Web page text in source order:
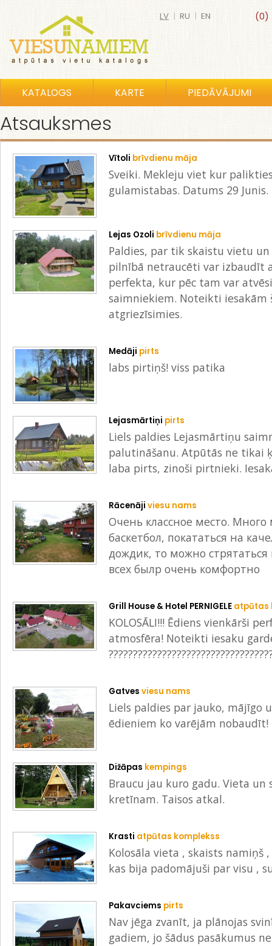
(0)
LV | RU | EN
KATALOGS KARTE PIEDĀVĀJUMI
Atsauksmes
Vītoli brīvdienu māja
Sveiki. Mekleju viet kur
gulamistabas. Datums 29
Lejas Ozoli brīvdienu māja
Paldies, par tik skaistu vietu
pilnībā netraucēti var izbaudīt
perfekta, kur pēc tam var
saimniekiem. Noteikti
atgriezīsimies.
Medāji pirts
labs pirtiņš! viss patika
Lejasmārtiņi pirts
Liels paldies Lejasmārtiņu
palutināšanu. Atpūtās ne tikai
laba pirts, zinoši pirtnieki.
Rācenāji viesu nams
Очень классное место.
баскетбол, покататься на
дождик, то можно
всех былр очень комфортно
Grill House & Hotel PERNIGELE atpūtas
KOLOSĀLI!!! Ēdiens vienkārši
atmosfēra! Noteikti iesaku
Gatves viesu nams
Liels paldies par jauko, mājīgo
ēdieniem ko varējām nobaudīt!
Dižāpas kempings
Braucu jau kuro gadu. Vieta un
kretīnam. Taisos atkal.
Krasti atpūtas komplekss
Kolosāla vieta , skaists
kas bija padomājuši par visu ,
Pakavciems pirts
Nav jēga zvanīt, ja plānojas
gadiem, jo šādus pasākumus